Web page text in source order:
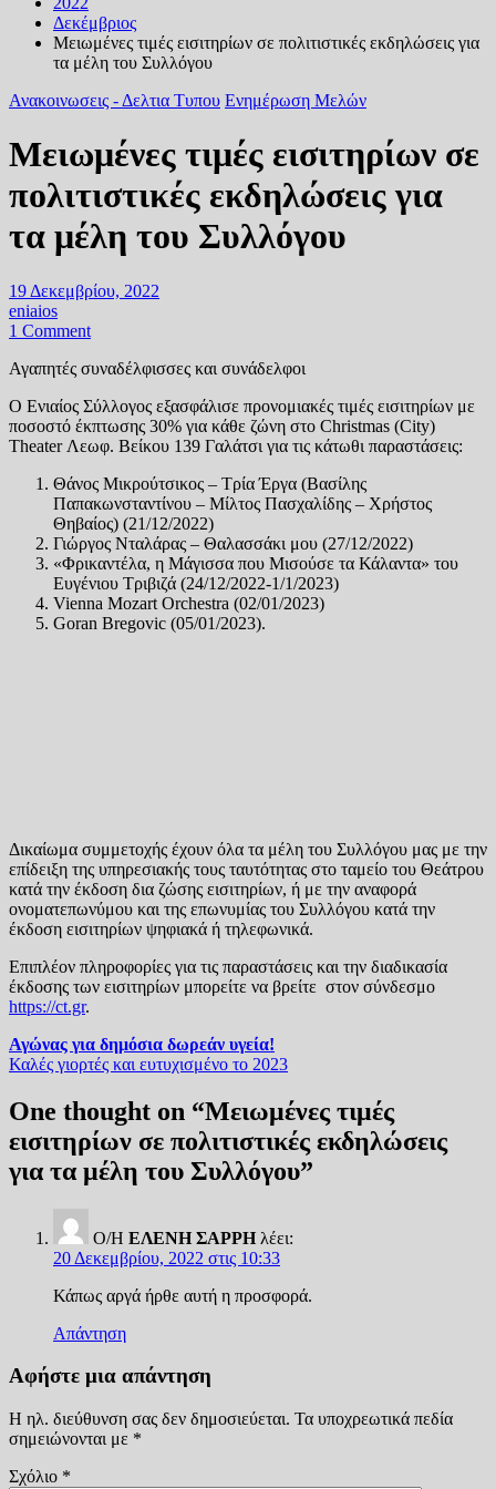
Δεκέμβριος
Μειωμένες τιμές εισιτηρίων σε πολιτιστικές εκδηλώσεις για
τα μέλη του Συλλόγου
Ανακοινωσεις - Δελτια Τυπου Ενημέρωση Μελών
Μειωμένες τιμές εισιτηρίων σε
πολιτιστικές εκδηλώσεις για
τα μέλη του Συλλόγου
19 Δεκεμβρίου, 2022
eniaios
1 Comment
Αγαπητές συναδέλφισσες και συνάδελφοι
Ο Ενιαίος Σύλλογος εξασφάλισε προνομιακές τιμές εισιτηρίων με
ποσοστό έκπτωσης 30% για κάθε ζώνη στο Christmas (City)
Theater Λεωφ. Βείκου 139 Γαλάτσι για τις κάτωθι παραστάσεις:
Θάνος Μικρούτσικος – Τρία Έργα (Βασίλης
Παπακωνσταντίνου – Μίλτος Πασχαλίδης – Χρήστος
Θηβαίος) (21/12/2022)
Γιώργος Νταλάρας – Θαλασσάκι μου (27/12/2022)
«Φρικαντέλα, η Μάγισσα που Μισούσε τα Κάλαντα» του
Ευγένιου Τριβιζά (24/12/2022-1/1/2023)
Vienna Mozart Orchestra (02/01/2023)
Goran Bregovic (05/01/2023).
Δικαίωμα συμμετοχής έχουν όλα τα μέλη του Συλλόγου μας με την
επίδειξη της υπηρεσιακής τους ταυτότητας στο ταμείο του Θεάτρου
κατά την έκδοση δια ζώσης εισιτηρίων, ή με την αναφορά
ονοματεπωνύμου και της επωνυμίας του Συλλόγου κατά την
έκδοση εισιτηρίων ψηφιακά ή τηλεφωνικά.
Επιπλέον πληροφορίες για τις παραστάσεις και την διαδικασία
έκδοσης των εισιτηρίων μπορείτε να βρείτε στον σύνδεσμο
https://ct.gr.
Πλοήγηση
άρθρων
Αγώνας για δημόσια δωρεάν υγεία!
Καλές γιορτές και ευτυχισμένο το 2023
One thought on “Μειωμένες τιμές
εισιτηρίων σε πολιτιστικές εκδηλώσεις
για τα μέλη του Συλλόγου”
Ο/Η ΕΛΕΝΗ ΣΑΡΡΗ λέει:
20 Δεκεμβρίου, 2022 στις 10:33
Κάπως αργά ήρθε αυτή η προσφορά.
Απάντηση
Αφήστε μια απάντηση
Η ηλ. διεύθυνση σας δεν δημοσιεύεται. Τα υποχρεωτικά πεδία
σημειώνονται με *
Σχόλιο *